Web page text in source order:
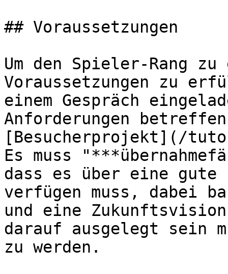
## Voraussetzungen
Um den Spieler-Rang
Voraussetzungen zu
einem Gespräch
Anforderungen
[Besucherprojekt](/
Es muss
dass es über eine gute
verfügen muss, dabei
und eine
darauf ausgelegt sein
zu werden.